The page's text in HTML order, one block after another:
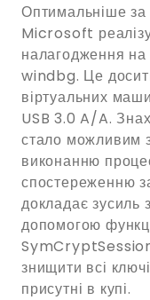
Оптимальніше за
Microsoft
налагодження на
windbg. Це
віртуальних
USB 3.0 A/A.
стало можливим
виконанню
спостереженню
докладає зусиль
допомогою
знищити всі
присутні в купі.